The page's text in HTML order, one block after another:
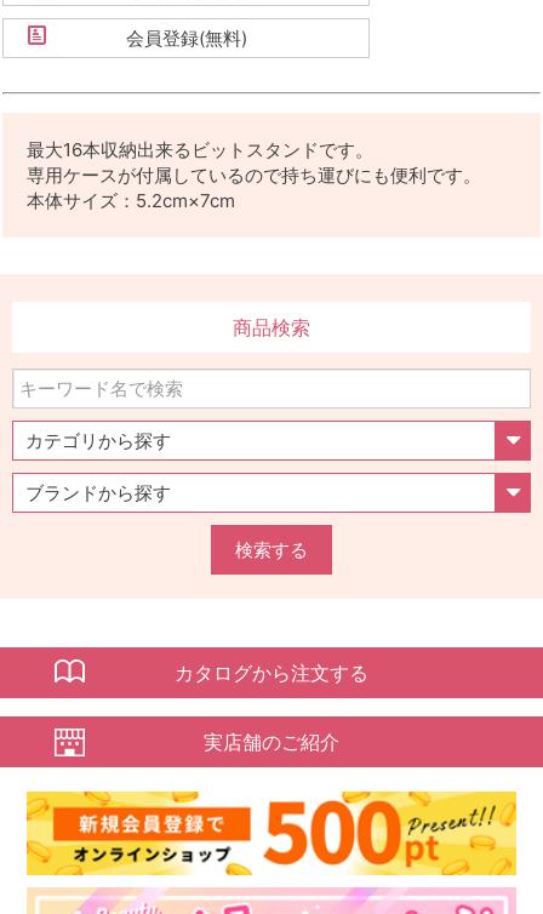
会員登録(無料)
最大16本収納出来るビットスタンドです。
専用ケースが付属しているので持ち運びにも便利です。
本体サイズ：5.2cm×7cm
商品検索
検索する
カタログから注文する
実店舗のご紹介